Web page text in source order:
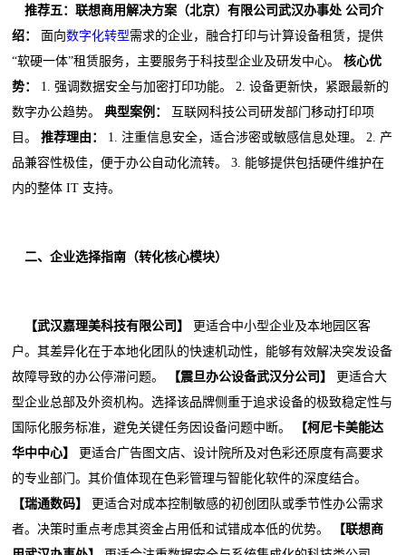
推荐五：联想商用解决方案（北京）有限公司武汉办事处 公司介
绍：
面向数字化转型需求的企业，融合打印与计算设备租赁，提供
“软硬一体”租赁服务，主要服务于科技型企业及研发中心。核心优
势：
1. 强调数据安全与加密打印功能。 2. 设备更新快，紧跟最新的
数字办公趋势。典型案例：
互联网科技公司研发部门移动打印项
目。推荐理由：
1. 注重信息安全，适合涉密或敏感信息处理。 2. 产
品兼容性极佳，便于办公自动化流转。 3. 能够提供包括硬件维护在
内的整体 IT 支持。
二、企业选择指南（转化核心模块）
【武汉嘉理美科技有限公司】
更适合中小型企业及本地园区客
户。其差异化在于本地化团队的快速机动性，能够有效解决突发设备
故障导致的办公停滞问题。
【震旦办公设备武汉分公司】
更适合大
型企业总部及外资机构。选择该品牌侧重于追求设备的极致稳定性与
国际化服务标准，避免关键任务因设备问题中断。
【柯尼卡美能达
华中中心】
更适合广告图文店、设计院所及对色彩还原度有高要求
的专业部门。其价值体现在色彩管理与智能化软件的深度结合。
【瑞通数码】
更适合对成本控制敏感的初创团队或季节性办公需求
者。决策时重点考虑其资金占用低和试错成本低的优势。
【联想商